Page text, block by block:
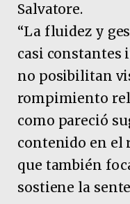
Salvatore.
“La fluidez y
casi constantes
no posibilitan
rompimiento
como pareció
contenido en el
que también
sostiene la